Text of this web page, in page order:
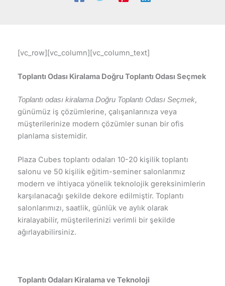
[vc_row][vc_column][vc_column_text]
Toplantı Odası Kiralama Doğru Toplantı Odası Seçmek
Toplantı odası kiralama Doğru Toplantı Odası Seçmek,
günümüz iş çözümlerine, çalışanlarınıza veya
müşterilerinize modern çözümler sunan bir ofis
planlama sistemidir.
Plaza Cubes toplantı odaları 10-20 kişilik toplantı
salonu ve 50 kişilik eğitim-seminer salonlarımız
modern ve ihtiyaca yönelik teknolojik gereksinimlerin
karşılanacağı şekilde dekore edilmiştir. Toplantı
salonlarımızı, saatlik, günlük ve aylık olarak
kiralayabilir, müşterilerinizi verimli bir şekilde
ağırlayabilirsiniz.
Toplantı Odaları Kiralama ve Teknoloji